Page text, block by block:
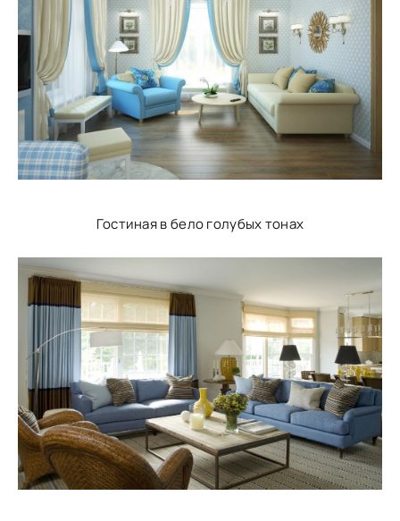
Гостиная в бело голубых тонах